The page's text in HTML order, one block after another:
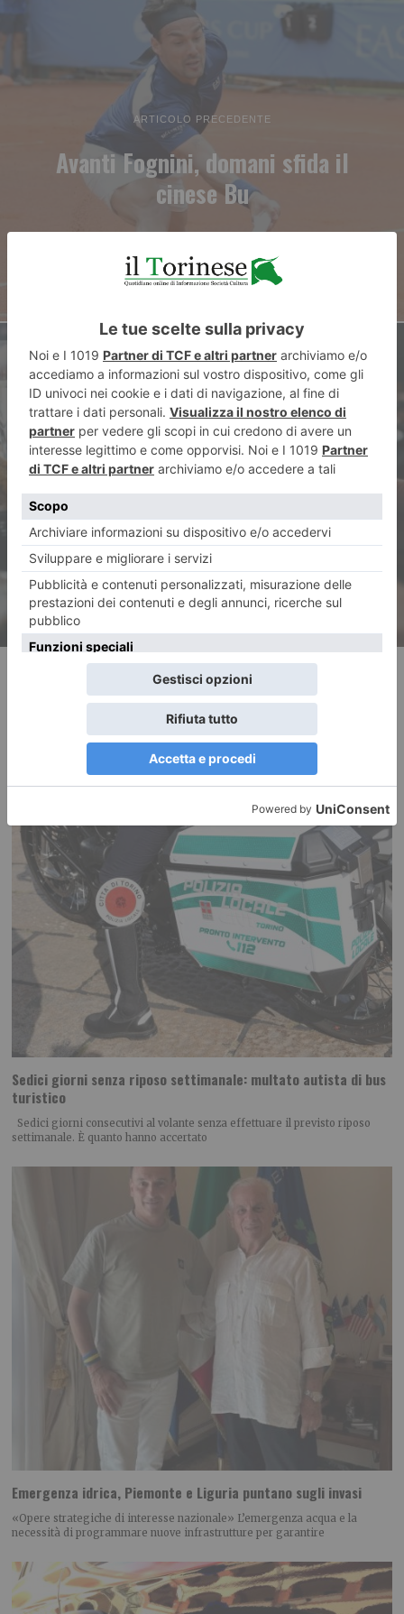
ARTICOLO PRECEDENTE
Avanti Fognini, domani sfida il
cinese Bu
ARTICOLO SUCCESSIVO
Giornata della Ristorazione:
Torino racconta il futuro della
cucina con l’intelligenza
artificiale e premi speciali
RECENTI:
Sedici giorni senza riposo settimanale: multato autista di bus
turistico
Sedici giorni consecutivi al volante senza effettuare il previsto riposo
settimanale. È quanto hanno accertato
Emergenza idrica, Piemonte e Liguria puntano sugli invasi
«Opere strategiche di interesse nazionale» L’emergenza acqua e la
necessità di programmare nuove infrastrutture per garantire